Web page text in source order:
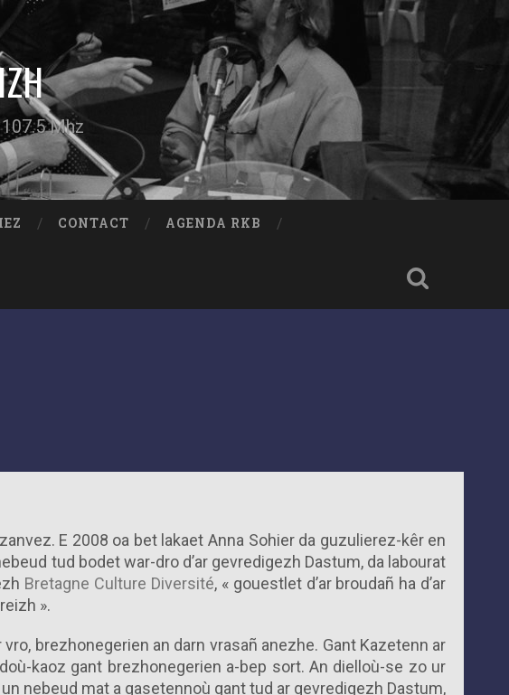
Mhz
CONTACT AGENDA RKB
E 2008 oa bet lakaet Anna Sohier da guzulierez-kêr en
tud bodet war-dro d’ar gevredigezh Dastum, da labourat
Bretagne Culture Diversité, « gouestlet d’ar broudañ ha d’ar
».
brezhonegerien an darn vrasañ anezhe. Gant Kazetenn ar
kaoz gant brezhonegerien a-bep sort. An dielloù-se zo ur
nebeud mat a gasetennoù gant tud ar gevredigezh Dastum,